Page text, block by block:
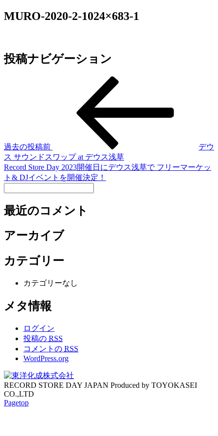
MURO-2020-2-1024×683-1
投稿ナビゲーション
過去の投稿前
デウ
ス サウンドスワップ at デウス浅草
Record Store Day 2023開催日にデウス浅草で フリーマーケッ
ト& DJイベントを開催決定！
最近のコメント
アーカイブ
カテゴリー
カテゴリーなし
メタ情報
ログイン
投稿の RSS
コメントの RSS
WordPress.org
RECORD STORE DAY JAPAN Produced by TOYOKASEI
CO.,LTD
Pagetop